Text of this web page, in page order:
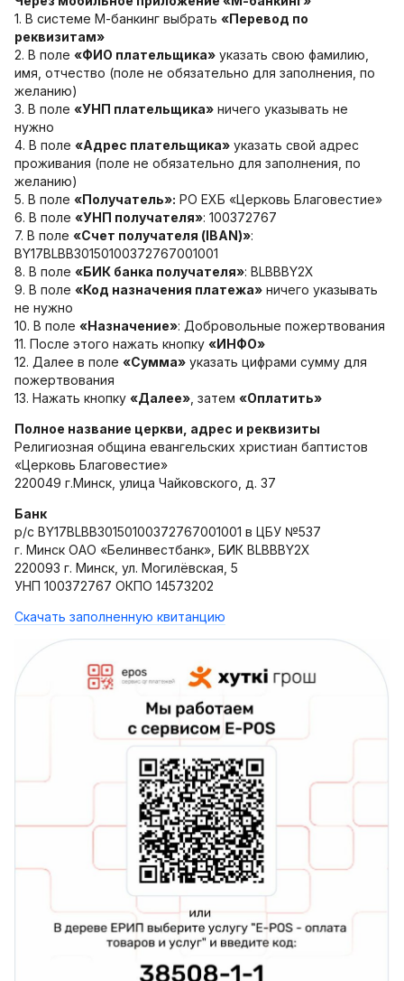
Фото
Видео
Архив
Пожертвования
1. В системе М-банкинг выбрать «Перевод по
реквизитам»
2. В поле «ФИО плательщика» указать свою фамилию,
имя, отчество (поле не обязательно для заполнения, по
желанию)
3. В поле «УНП плательщика» ничего указывать не
нужно
4. В поле «Адрес плательщика» указать свой адрес
проживания (поле не обязательно для заполнения, по
желанию)
5. В поле «Получатель»: РО ЕХБ «Церковь Благовестие»
6. В поле «УНП получателя»: 100372767
7. В поле «Счет получателя (IBAN)»:
BY17BLBB30150100372767001001
8. В поле «БИК банка получателя»: BLBBBY2X
9. В поле «Код назначения платежа» ничего указывать
не нужно
10. В поле «Назначение»: Добровольные пожертвования
11. После этого нажать кнопку «ИНФО»
12. Далее в поле «Сумма» указать цифрами сумму для
пожертвования
13. Нажать кнопку «Далее» , затем «Оплатить»
Полное название церкви, адрес и реквизиты
Религиозная община евангельских христиан баптистов
«Церковь Благовестие»
220049 г.Минск, улица Чайковского, д. 37
Банк
р/с BY17BLBB30150100372767001001 в ЦБУ №537
г. Минск ОАО «Белинвестбанк», БИК BLBBBY2X
220093 г. Минск, ул. Могилёвская, 5
УНП 100372767 ОКПО 14573202
Скачать заполненную квитанцию